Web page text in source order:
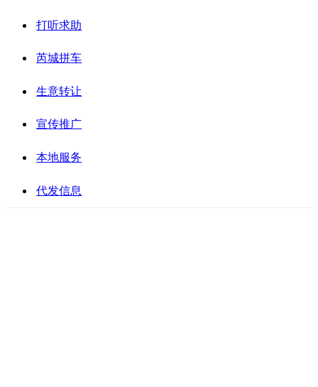
打听求助
芮城拼车
生意转让
宣传推广
本地服务
代发信息